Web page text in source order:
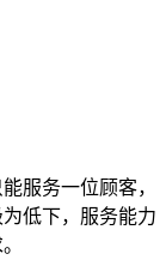
服务一位顾客，
低下，服务能力